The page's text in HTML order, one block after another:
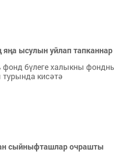
ысулын уйлап тапканнар
бүлеге халыкны
кисәтә
сыйныфташлар очрашты